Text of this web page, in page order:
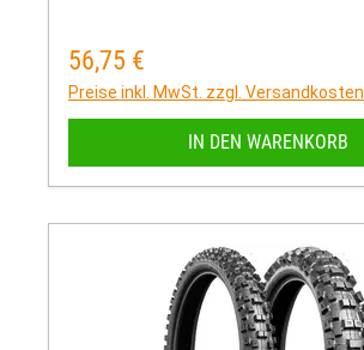
Regulärer Preis:
56,75 €
Preise inkl. MwSt. zzgl. Versandkosten
IN DEN WARENKORB